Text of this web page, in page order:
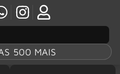
500 MAIS